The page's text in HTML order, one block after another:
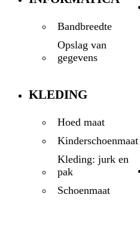
Bandbreedte
Opslag van
gegevens
KLEDING
Hoed maat
Kinderschoenmaat
Kleding: jurk en
pak
Schoenmaat